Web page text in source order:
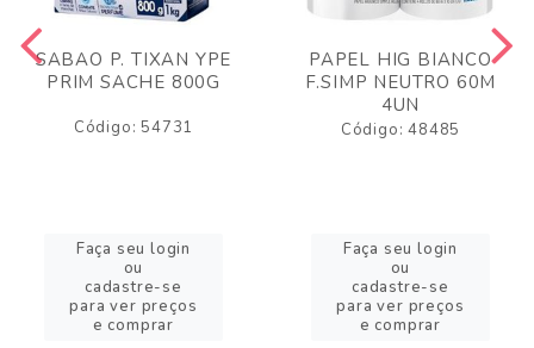
SABAO P. TIXAN YPE
PRIM SACHE 800G
Código: 54731
Faça seu login
ou
cadastre-se
para ver preços
e comprar
PAPEL HIG BIANCO
F.SIMP NEUTRO 60M
4UN
Código: 48485
Faça seu login
ou
cadastre-se
para ver preços
e comprar